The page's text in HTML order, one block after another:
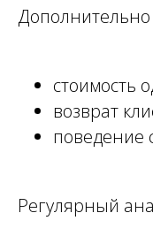
стоимость
возврат
поведение
Регулярный